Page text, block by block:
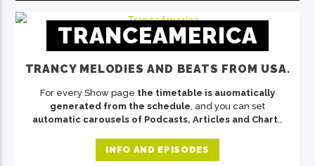
TRANCEAMERICA
TRANCY MELODIES AND BEATS FROM USA.
For every Show page the timetable is auomatically
generated from the schedule, and you can set
automatic carousels of Podcasts, Articles and Charts
Sed justo mauris, auctor eget tellus nec, pellentesque
varius mauris. Sed eu congue nulla, et tincidunt justo.
INFO AND EPISODES